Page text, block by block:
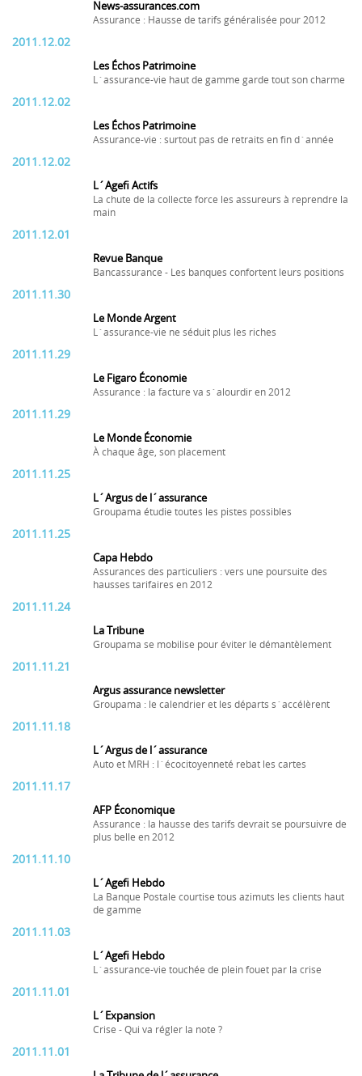
News-assurances.com
Assurance : Hausse de tarifs généralisée pour 2012
2011.12.02
Les Échos Patrimoine
L´assurance-vie haut de gamme garde tout son charme
2011.12.02
Les Échos Patrimoine
Assurance-vie : surtout pas de retraits en fin d´année
2011.12.02
L´Agefi Actifs
La chute de la collecte force les assureurs à reprendre la
main
2011.12.01
Revue Banque
Bancassurance - Les banques confortent leurs positions
2011.11.30
Le Monde Argent
L´assurance-vie ne séduit plus les riches
2011.11.29
Le Figaro Économie
Assurance : la facture va s´alourdir en 2012
2011.11.29
Le Monde Économie
À chaque âge, son placement
2011.11.25
L´Argus de l´assurance
Groupama étudie toutes les pistes possibles
2011.11.25
Capa Hebdo
Assurances des particuliers : vers une poursuite des
hausses tarifaires en 2012
2011.11.24
La Tribune
Groupama se mobilise pour éviter le démantèlement
2011.11.21
Argus assurance newsletter
Groupama : le calendrier et les départs s´accélèrent
2011.11.18
L´Argus de l´assurance
Auto et MRH : l´écocitoyenneté rebat les cartes
2011.11.17
AFP Économique
Assurance : la hausse des tarifs devrait se poursuivre de
plus belle en 2012
2011.11.10
L´Agefi Hebdo
La Banque Postale courtise tous azimuts les clients haut
de gamme
2011.11.03
L´Agefi Hebdo
L´assurance-vie touchée de plein fouet par la crise
2011.11.01
L´Expansion
Crise - Qui va régler la note ?
2011.11.01